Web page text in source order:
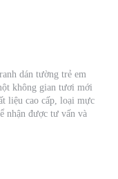
dán tường trẻ em
không gian tươi mới
liệu cao cấp, loại mực
nhận được tư vấn và